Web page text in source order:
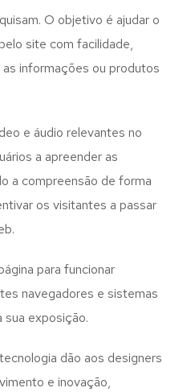
O objetivo é ajudar o
site com facilidade,
informações ou produtos
e áudio relevantes no
a apreender as
a compreensão de forma
os visitantes a passar
para funcionar
navegadores e sistemas
sua exposição.
dão aos designers
e inovação,